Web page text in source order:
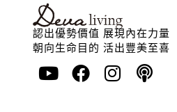
認出優勢價值 展現內在力量
朝向生命目的 活出豐美至喜